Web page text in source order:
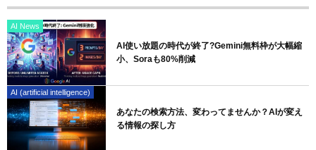
AI News
AI使い放題の時代が終了?Gemini無料枠が大幅縮
小、Soraも80%削減
AI (artificial intelligence)
あなたの検索方法、変わってませんか？AIが変え
る情報の探し方